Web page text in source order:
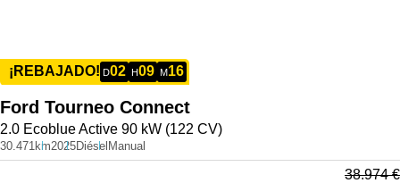
¡REBAJADO! D02 H09 M16
Ford Tourneo Connect
2.0 Ecoblue Active 90 kW (122 CV)
30.471km2025Diésel Manual
38.974€